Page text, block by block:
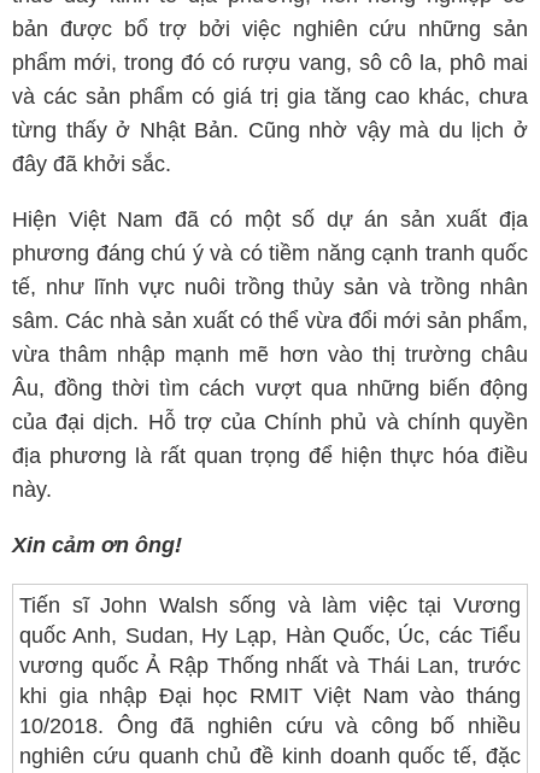
bản được bổ trợ bởi việc nghiên cứu những sản
phẩm mới, trong đó có rượu vang, sô cô la, phô mai
và các sản phẩm có giá trị gia tăng cao khác, chưa
từng thấy ở Nhật Bản. Cũng nhờ vậy mà du lịch ở
đây đã khởi sắc.
Hiện Việt Nam đã có một số dự án sản xuất địa
phương đáng chú ý và có tiềm năng cạnh tranh quốc
tế, như lĩnh vực nuôi trồng thủy sản và trồng nhân
sâm. Các nhà sản xuất có thể vừa đổi mới sản phẩm,
vừa thâm nhập mạnh mẽ hơn vào thị trường châu
Âu, đồng thời tìm cách vượt qua những biến động
của đại dịch. Hỗ trợ của Chính phủ và chính quyền
địa phương là rất quan trọng để hiện thực hóa điều
này.
Xin cảm ơn ông!
Tiến sĩ John Walsh sống và làm việc tại Vương
quốc Anh, Sudan, Hy Lạp, Hàn Quốc, Úc, các Tiểu
vương quốc Ả Rập Thống nhất và Thái Lan, trước
khi gia nhập Đại học RMIT Việt Nam vào tháng
10/2018. Ông đã nghiên cứu và công bố nhiều
nghiên cứu quanh chủ đề kinh doanh quốc tế, đặc